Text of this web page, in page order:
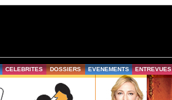
CELEBRITES DOSSIERS EVENEMENTS ENTREVUES